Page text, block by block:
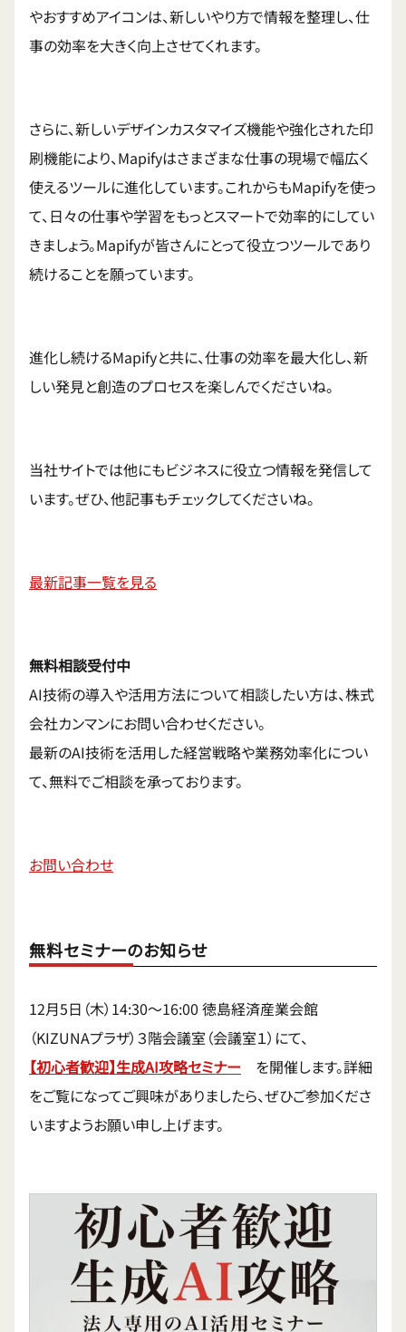
やおすすめアイコンは、新しいやり方で情報を整理し、仕
事の効率を大きく向上させてくれます。
さらに、新しいデザインカスタマイズ機能や強化された印
刷機能により、Mapifyはさまざまな仕事の現場で幅広く
使えるツールに進化しています。これからもMapifyを使っ
て、日々の仕事や学習をもっとスマートで効率的にしてい
きましょう。Mapifyが皆さんにとって役立つツールであり
続けることを願っています。
進化し続けるMapifyと共に、仕事の効率を最大化し、新
しい発見と創造のプロセスを楽しんでくださいね。
当社サイトでは他にもビジネスに役立つ情報を発信して
います。ぜひ、他記事もチェックしてくださいね。
最新記事一覧を見る
無料相談受付中
AI技術の導入や活用方法について相談したい方は、株式
会社カンマンにお問い合わせください。
最新のAI技術を活用した経営戦略や業務効率化につい
て、無料でご相談を承っております。
お問い合わせ
無料セミナーのお知らせ
12月5日（木）14:30〜16:00 徳島経済産業会館
（KIZUNAプラザ）３階会議室（会議室１）にて、
【初心者歓迎】生成AI攻略セミナー を開催します。詳細
をご覧になってご興味がありましたら、ぜひご参加くださ
いますようお願い申し上げます。